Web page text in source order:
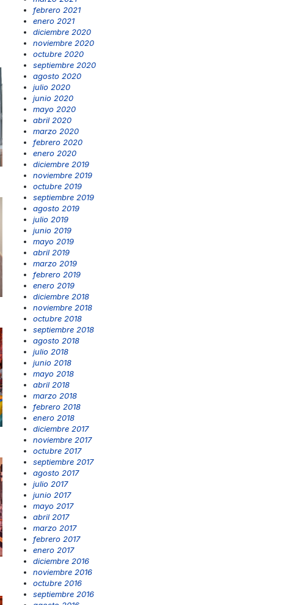
febrero 2021
enero 2021
diciembre 2020
noviembre 2020
octubre 2020
septiembre 2020
agosto 2020
julio 2020
junio 2020
mayo 2020
abril 2020
marzo 2020
febrero 2020
enero 2020
diciembre 2019
noviembre 2019
octubre 2019
septiembre 2019
agosto 2019
julio 2019
junio 2019
mayo 2019
abril 2019
marzo 2019
febrero 2019
enero 2019
diciembre 2018
noviembre 2018
octubre 2018
septiembre 2018
agosto 2018
julio 2018
junio 2018
mayo 2018
abril 2018
marzo 2018
febrero 2018
enero 2018
diciembre 2017
noviembre 2017
octubre 2017
septiembre 2017
agosto 2017
julio 2017
junio 2017
mayo 2017
abril 2017
marzo 2017
febrero 2017
enero 2017
diciembre 2016
noviembre 2016
octubre 2016
septiembre 2016